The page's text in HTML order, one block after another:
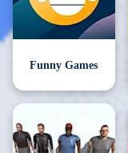
Funny Games